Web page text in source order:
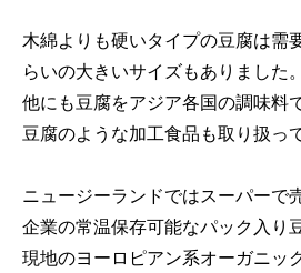
木綿よりも硬いタイプの豆腐は需
らいの大きいサイズもありました。
他にも豆腐をアジア各国の調味料
豆腐のような加工食品も取り扱っ
ニュージーランドではスーパーで
企業の常温保存可能なパック入り
現地のヨーロピアン系オーガニッ